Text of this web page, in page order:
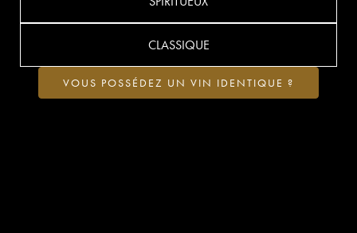
CLASSIQUE
VOUS POSSÉDEZ UN VIN IDENTIQUE ?